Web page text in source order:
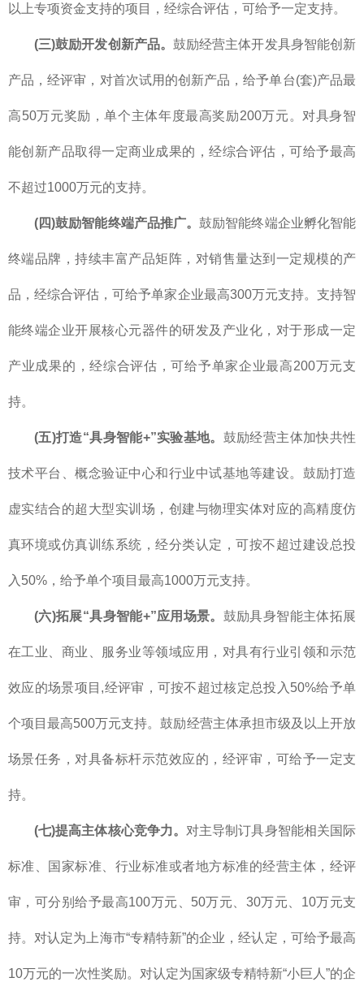
以上专项资金支持的项目，经综合评估，可给予一定支持。
(三)鼓励开发创新产品。 鼓励经营主体开发具身智能创新
产品，经评审，对首次试用的创新产品，给予单台(套)产品最
高50万元奖励，单个主体年度最高奖励200万元。对具身智
能创新产品取得一定商业成果的，经综合评估，可给予最高
不超过1000万元的支持。
(四)鼓励智能终端产品推广。鼓励智能终端企业孵化智能
终端品牌，持续丰富产品矩阵，对销售量达到一定规模的产
品，经综合评估，可给予单家企业最高300万元支持。支持智
能终端企业开展核心元器件的研发及产业化，对于形成一定
产业成果的，经综合评估，可给予单家企业最高200万元支
持。
(五)打造“具身智能+”实验基地。 鼓励经营主体加快共性
技术平台、概念验证中心和行业中试基地等建设。鼓励打造
虚实结合的超大型实训场，创建与物理实体对应的高精度仿
真环境或仿真训练系统，经分类认定，可按不超过建设总投
入50%，给予单个项目最高1000万元支持。
(六)拓展“具身智能+”应用场景。 鼓励具身智能主体拓展
在工业、商业、服务业等领域应用，对具有行业引领和示范
效应的场景项目,经评审，可按不超过核定总投入50%给予单
个项目最高500万元支持。鼓励经营主体承担市级及以上开放
场景任务，对具备标杆示范效应的，经评审，可给予一定支
持。
(七)提高主体核心竞争力。 对主导制订具身智能相关国际
标准、国家标准、行业标准或者地方标准的经营主体，经评
审，可分别给予最高100万元、50万元、30万元、10万元支
持。对认定为上海市“专精特新”的企业，经认定，可给予最高
10万元的一次性奖励。对认定为国家级专精特新“小巨人”的企